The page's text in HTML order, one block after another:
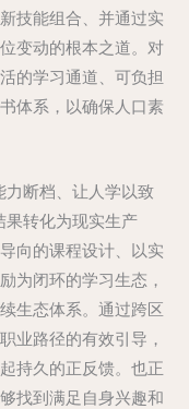
技能组合、并通过实
变动的根本之道。对
的学习通道、可负担
体系，以确保人口素
力断档、让人学以致
果转化为现实生产
向的课程设计、以实
为闭环的学习生态，
生态体系。通过跨区
业路径的有效引导，
持久的正反馈。也正
找到满足自身兴趣和